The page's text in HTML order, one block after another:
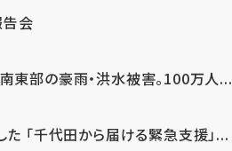
会
東部の豪雨・洪水被害。100万人...
「千代田から届ける緊急支援」...